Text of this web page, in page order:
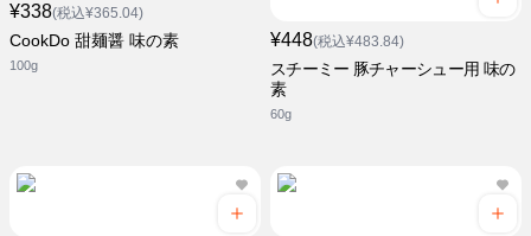
¥338(税込¥365.04)
CookDo 甜麺醤 味の素
100g
¥448(税込¥483.84)
スチーミー 豚チャーシュー用 味の
素
60g